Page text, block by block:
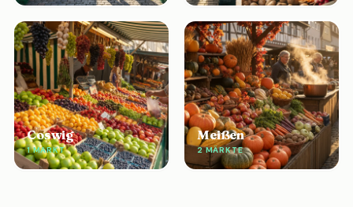
Coswig
1 MARKT
Meißen
2 MÄRKTE